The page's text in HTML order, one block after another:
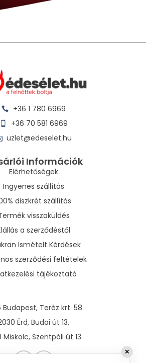
+36 1 780 6969
+36 70 581 6969
uzlet@edeselet.hu
Információk
Elérhetőségek
Ingyenes szállítás
diszkrét szállítás
visszaküldés
a szerződéstől
Ismételt Kérdések
szerződési feltételek
tájékoztató
Budapest, Teréz krt. 58
Érd, Budai út 13.
Miskolc, Szentpáli út 13.
✕